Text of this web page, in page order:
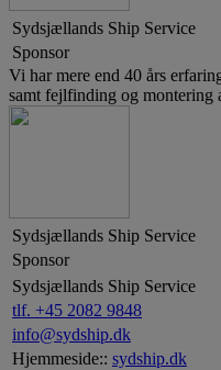
Sydsjællands Ship Service
Sponsor
Vi har mere end 40 års
samt fejlfinding og montering
Sydsjællands Ship Service
Sponsor
Sydsjællands Ship Service
tlf. +45 2082 9848
info@sydship.dk
Hjemmeside:: sydship.dk